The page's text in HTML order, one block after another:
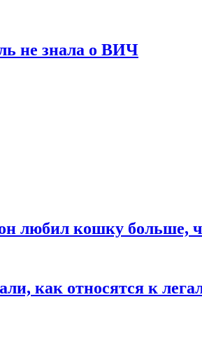
не знала о ВИЧ
любил кошку больше,
как относятся к